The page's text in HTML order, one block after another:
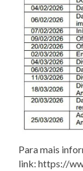
Para mais
link: https://